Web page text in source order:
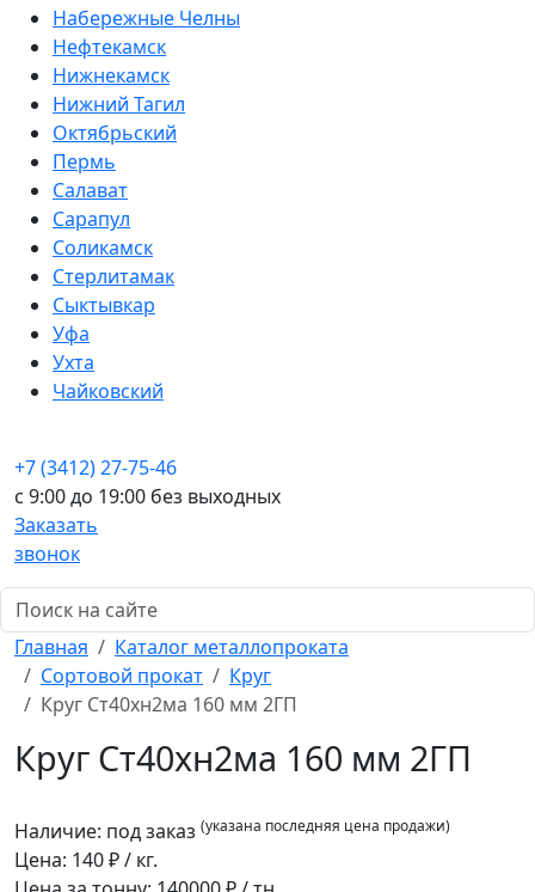
Набережные Челны
Нефтекамск
Нижнекамск
Нижний Тагил
Октябрьский
Пермь
Салават
Сарапул
Соликамск
Стерлитамак
Сыктывкар
Уфа
Ухта
Чайковский
+7 (3412) 27-75-46
c 9:00 до 19:00 без выходных
Заказать
звонок
Главная
Каталог металлопроката
Сортовой прокат
Круг
Круг Ст40хн2ма 160 мм 2ГП
Круг Ст40хн2ма 160 мм 2ГП
Наличие: под заказ (указана последняя цена продажи)
Цена: 140₽ / кг.